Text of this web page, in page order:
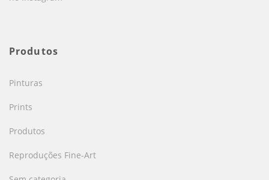
Produtos
Pinturas
Prints
Produtos
Reproduções Fine-Art